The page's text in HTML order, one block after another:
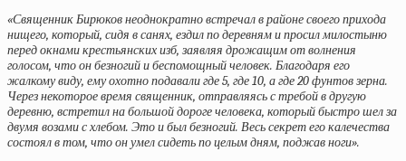
«Священник Бирюков неоднократно встречал в районе своего прихода
нищего, который, сидя в санях, ездил по деревням и просил милостыню
перед окнами крестьянских изб, заявляя дрожащим от волнения
голосом, что он безногий и беспомощный человек. Благодаря его
жалкому виду, ему охотно подавали где 5, где 10, а где 20 фунтов зерна.
Через некоторое время священник, отправляясь с требой в другую
деревню, встретил на большой дороге человека, который быстро шел за
двумя возами с хлебом. Это и был безногий. Весь секрет его калечества
состоял в том, что он умел сидеть по целым дням, поджав ноги».